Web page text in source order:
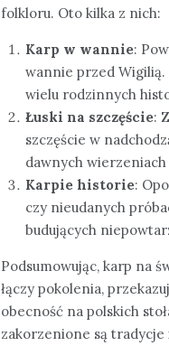
folkloru. Oto kilka z nich:
Karp w wannie:
wannie przed
wielu rodzinnych
Łuski na szczęście:
szczęście w
dawnych wierzeniach
Karpie historie:
czy nieudanych
budujących
Podsumowując, karp na
łączy pokolenia,
obecność na polskich
zakorzenione są